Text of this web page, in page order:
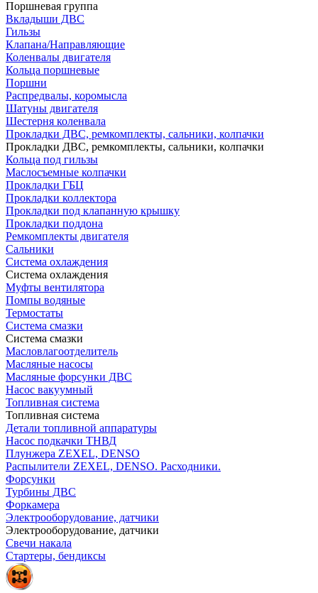
Поршневая группа
Вкладыши ДВС
Гильзы
Клапана/Направляющие
Коленвалы двигателя
Кольца поршневые
Поршни
Распредвалы, коромысла
Шатуны двигателя
Шестерня коленвала
Прокладки ДВС, ремкомплекты, сальники, колпачки
Прокладки ДВС, ремкомплекты, сальники, колпачки
Кольца под гильзы
Маслосъемные колпачки
Прокладки ГБЦ
Прокладки коллектора
Прокладки под клапанную крышку
Прокладки поддона
Ремкомплекты двигателя
Сальники
Система охлаждения
Система охлаждения
Муфты вентилятора
Помпы водяные
Термостаты
Система смазки
Система смазки
Масловлагоотделитель
Масляные насосы
Масляные форсунки ДВС
Насос вакуумный
Топливная система
Топливная система
Детали топливной аппаратуры
Насос подкачки ТНВД
Плунжера ZEXEL, DENSO
Распылители ZEXEL, DENSO. Расходники.
Форсунки
Турбины ДВС
Форкамера
Электрооборудование, датчики
Электрооборудование, датчики
Свечи накала
Стартеры, бендиксы